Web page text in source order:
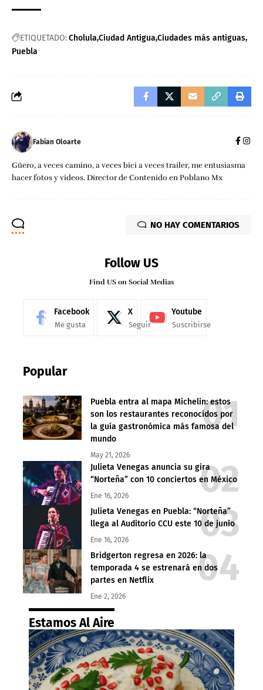
ETIQUETADO:Cholula Ciudad Antigua Ciudades más antiguas
Puebla
Fabian Oloarte
Güero, a veces camino, a veces bici a veces trailer, me entusiasma
hacer fotos y videos. Director de Contenido en Poblano Mx
NO HAY COMENTARIOS
Follow US
Find US on Social Medias
Facebook
Me gusta
X
Seguir
Youtube
Suscribirse
Popular
Puebla entra al mapa Michelin: estos
son los restaurantes reconocidos por
la guía gastronómica más famosa del
mundo
May 21, 2026
Julieta Venegas anuncia su gira
“Norteña” con 10 conciertos en México
Ene 16, 2026
Julieta Venegas en Puebla: “Norteña”
llega al Auditorio CCU este 10 de junio
Ene 16, 2026
Bridgerton regresa en 2026: la
temporada 4 se estrenará en dos
partes en Netflix
Ene 2, 2026
Estamos Al Aire